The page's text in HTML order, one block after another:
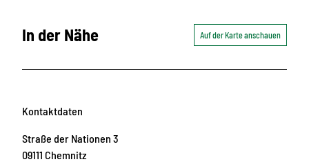
In der Nähe Auf der Karte anschauen
Kontaktdaten
Straße der Nationen 3
09111 Chemnitz